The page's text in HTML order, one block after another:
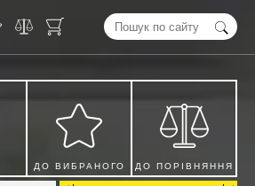
ДО ВИБРАНОГО ДО ПОРІВНЯННЯ